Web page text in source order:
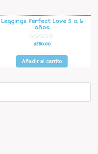
0
d
e
Leggings Perfect Love 5 a 6
años
o
r
a
d
n
$380.00
Añadir al carrito